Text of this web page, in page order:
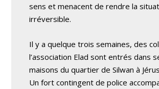
sens et menacent de rendre la
irréversible.
Il y a quelque trois semaines, des
l’association Elad sont entrés dans
maisons du quartier de Silwan à
Un fort contingent de police